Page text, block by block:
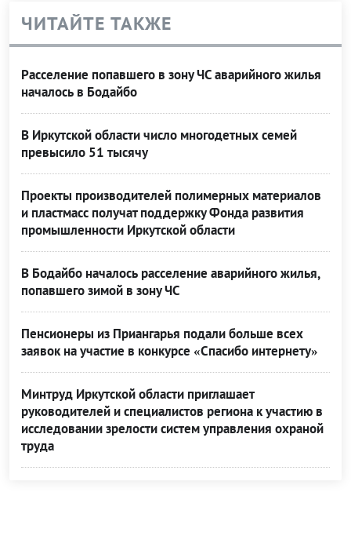
ЧИТАЙТЕ ТАКЖЕ
Расселение попавшего в зону ЧС аварийного жилья
началось в Бодайбо
В Иркутской области число многодетных семей
превысило 51 тысячу
Проекты производителей полимерных материалов
и пластмасс получат поддержку Фонда развития
промышленности Иркутской области
В Бодайбо началось расселение аварийного жилья,
попавшего зимой в зону ЧС
Пенсионеры из Приангарья подали больше всех
заявок на участие в конкурсе «Спасибо интернету»
Минтруд Иркутской области приглашает
руководителей и специалистов региона к участию в
исследовании зрелости систем управления охраной
труда